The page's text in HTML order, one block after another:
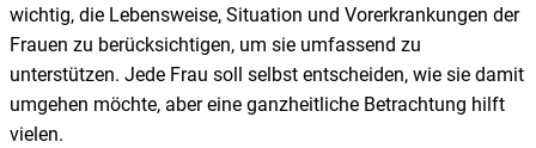
wichtig, die Lebensweise, Situation und Vorerkrankungen der
Frauen zu berücksichtigen, um sie umfassend zu
unterstützen. Jede Frau soll selbst entscheiden, wie sie damit
umgehen möchte, aber eine ganzheitliche Betrachtung hilft
vielen.